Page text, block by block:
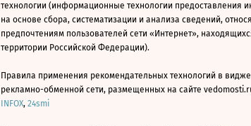
технологии (информационные технологии предоставления
на основе сбора, систематизации и анализа сведений,
предпочтениям пользователей сети «Интернет»,
территории Российской Федерации).
Правила применения рекомендательных технологий в
рекламно-обменной сети, размещенных на сайте
INFOX, 24smi